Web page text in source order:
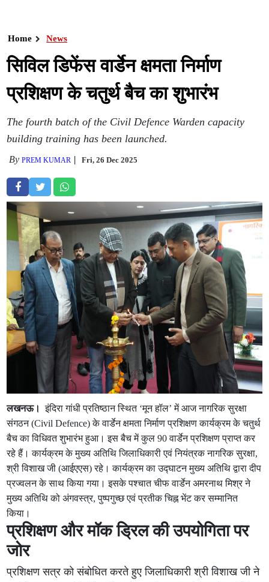
Home News
सिविल डिफेंस वार्डेन क्षमता निर्माण
प्रशिक्षण के चतुर्थ बैच का शुभारंभ
The fourth batch of the Civil Defence Warden capacity
building training has been launched.
ByPREM KUMAR Fri, 26 Dec 2025
लखनऊ।इंदिरा गांधी प्रतिष्ठान स्थित ‘मून हॉल’ में आज नागरिक सुरक्षा
संगठन (Civil Defence) के वार्डेन क्षमता निर्माण प्रशिक्षण कार्यक्रम के चतुर्थ
बैच का विधिवत शुभारंभ हुआ। इस बैच में कुल 90 वार्डेन प्रशिक्षण प्राप्त कर
रहे हैं। कार्यक्रम के मुख्य अतिथि जिलाधिकारी एवं नियंत्रक नागरिक सुरक्षा,
श्री विशाख जी (आईएएस) रहे। कार्यक्रम का उद्घाटन मुख्य अतिथि द्वारा दीप
प्रज्वलन के साथ किया गया। इसके पश्चात चीफ वार्डेन अमरनाथ मिश्र ने
मुख्य अतिथि को अंगवस्त्र, पुष्पगुच्छ एवं प्रतीक चिह्न भेंट कर सम्मानित
किया।
प्रशिक्षण और मॉक ड्रिल की उपयोगिता पर
जोर
प्रशिक्षण सत्र को संबोधित करते हुए जिलाधिकारी श्री विशाख जी ने